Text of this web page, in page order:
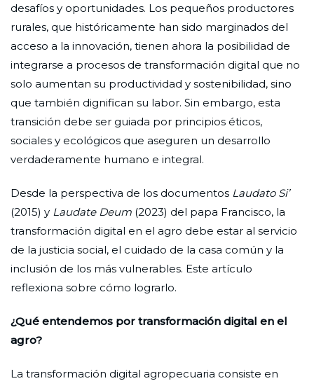
desafíos y oportunidades. Los pequeños productores
rurales, que históricamente han sido marginados del
acceso a la innovación, tienen ahora la posibilidad de
integrarse a procesos de transformación digital que no
solo aumentan su productividad y sostenibilidad, sino
que también dignifican su labor. Sin embargo, esta
transición debe ser guiada por principios éticos,
sociales y ecológicos que aseguren un desarrollo
verdaderamente humano e integral.
Desde la perspectiva de los documentos Laudato Si’
(2015) y Laudate Deum (2023) del papa Francisco, la
transformación digital en el agro debe estar al servicio
de la justicia social, el cuidado de la casa común y la
inclusión de los más vulnerables. Este artículo
reflexiona sobre cómo lograrlo.
¿Qué entendemos por transformación digital en el
agro?
La transformación digital agropecuaria consiste en